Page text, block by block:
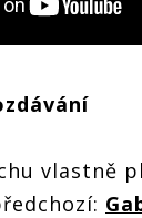
vlastně